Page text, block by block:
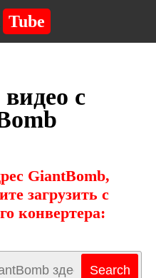
Tube
с
GiantBomb,
загрузить с
конвертера: